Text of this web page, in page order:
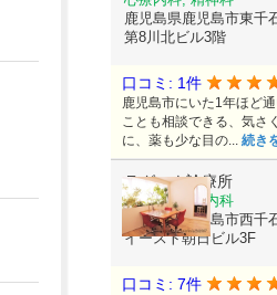
鹿児島県鹿児島市東千
第8川北ビル3階
口コミ: 1件
鹿児島市にいた1年ほど
ことも相談できる、気さ
に、薬も少な目の... 続き
ラグーナ診療所
精神科, 心療内科
鹿児島県鹿児島市西千
イースト朝日ビル3F
口コミ: 7件